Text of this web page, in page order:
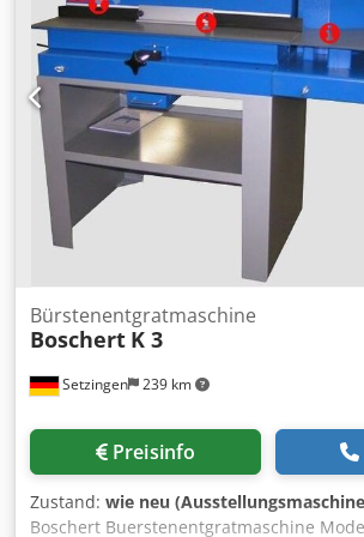
Stationstyp 1: Schleifband - └ Stationstyp
Rotationsbürste - └ Stationstyp 3:
Leistung [kW]: 39 - Min. Blechdicke
Blechdicke [mm]: 120 - Max. Arbeitsbreite
Transportmaße: 3940mm x 1980mm x
Transportgewicht [kg]: 7000kg -
Finanzielle Informationen
angegebene Preis versteht sich zzgl.
Mehrwertsteuer/Differenzbesteuerung:
abzugsfähig für Unternehmer Lieferung
Inzahlungnahme jederzeit möglich für
Industriebereich Lukas van Rossum
Setzingen 239 km
Bürstenentgratmaschine
Boschert K 3
Preisinfo
Zustand: wie neu
Boschert Buerstenentgratmaschine